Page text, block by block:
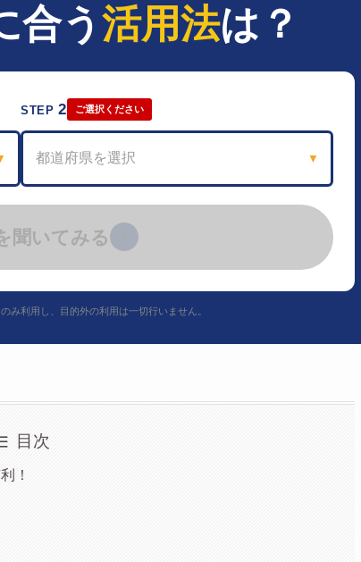
合う 活用法は？
STEP2 ご選択ください
都道府県を選択 ▼
聞いてみる
み利用し、目的外の利用は一切行いません。
目次
！